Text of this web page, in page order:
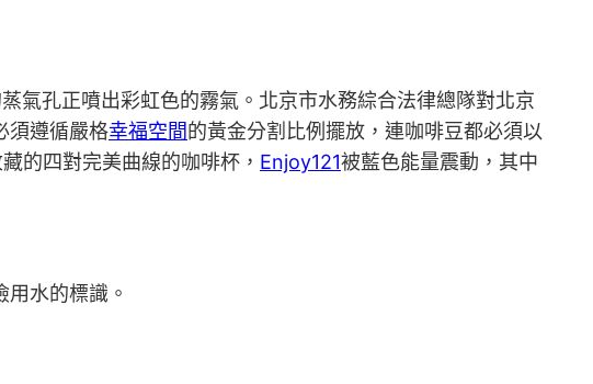
氣孔正噴出彩虹色的霧氣。北京市水務綜合法律總隊對北京
須遵循嚴格幸福空間的黃金分割比例擺放，連咖啡豆都必須以
的四對完美曲線的咖啡杯， Enjoy121被藍色能量震動，其中
水的標識。